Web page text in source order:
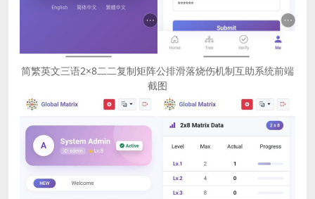
简繁英文三语2×8二二复制矩阵公排滑落烧伤机制互助系统前端
截图